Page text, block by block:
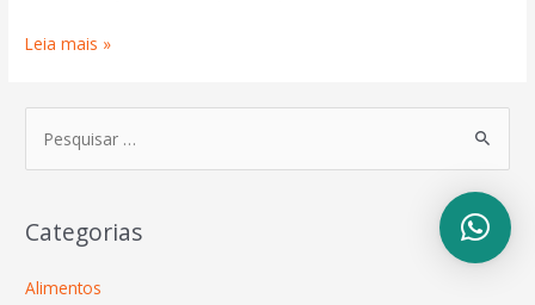
Leia mais »
Categorias
Alimentos